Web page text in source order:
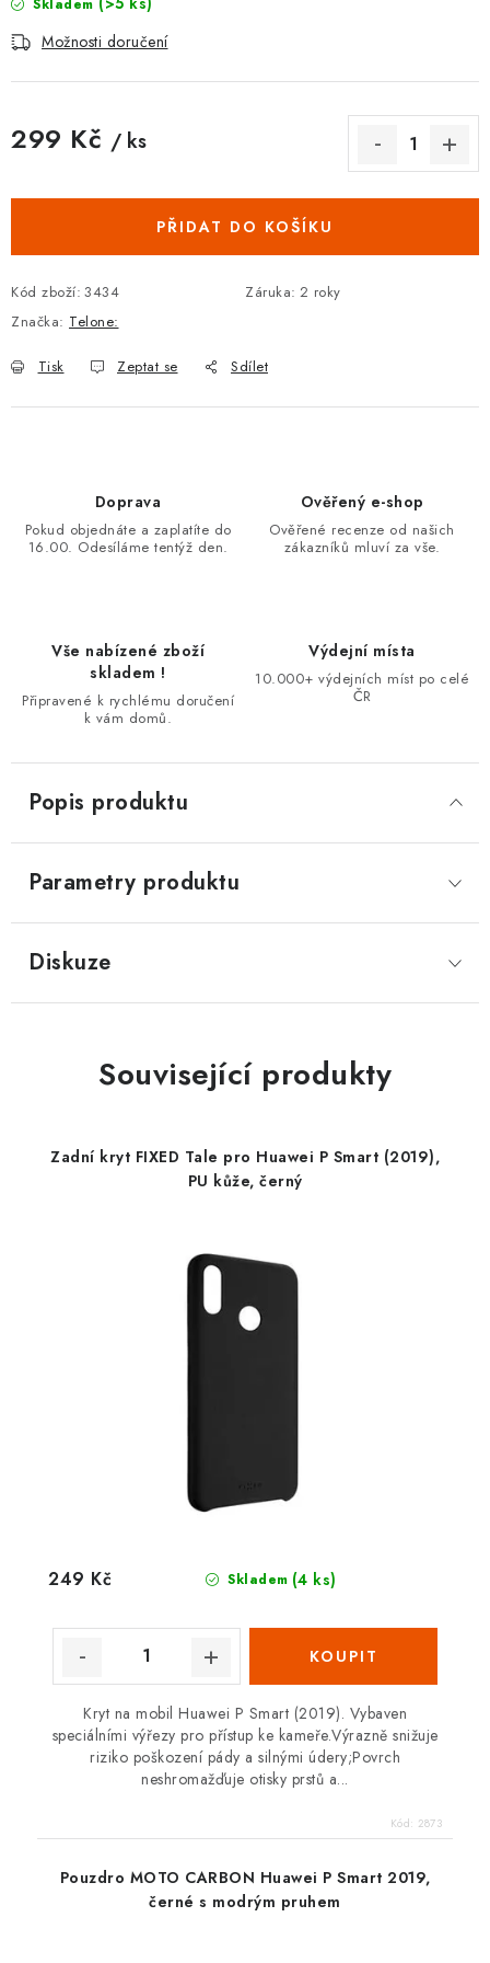
Skladem
Možnosti doručení
299 Kč / ks
PŘIDAT DO KOŠÍKU
Kód zboží: 3434 Záruka: 2 roky
Značka: Telone:
Tisk Zeptat se Sdílet
Doprava
Pokud objednáte a zaplatíte do
16.00. Odesíláme tentýž den.
Ověřený e-shop
Ověřené recenze od našich
zákazníků mluví za vše.
Vše nabízené zboží
skladem !
Připravené k rychlému doručení
k vám domů.
Výdejní místa
10.000+ výdejních míst po celé
ČR
Popis produktu
Parametry produktu
Diskuze
Související produkty
Zadní kryt FIXED Tale pro Huawei P Smart (2019),
PU kůže, černý
Skladem (4 ks)
249 Kč
Kryt na mobil Huawei P Smart (2019). Vybaven
speciálními výřezy pro přístup ke kameře.Výrazně snižuje
riziko poškození pády a silnými údery;Povrch
neshromažďuje otisky prstů a...
Kód: 2873
Pouzdro MOTO CARBON Huawei P Smart 2019,
černé s modrým pruhem